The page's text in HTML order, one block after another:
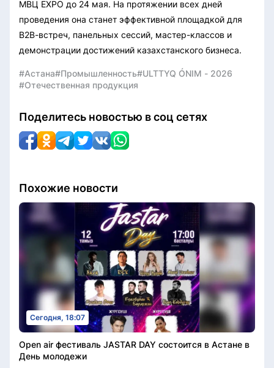
МВЦ EXPO до 24 мая. На протяжении всех дней
проведения она станет эффективной площадкой для
B2B-встреч, панельных сессий, мастер-классов и
демонстрации достижений казахстанского бизнеса.
#Астана#Промышленность#ULTTYQ ÓNIM - 2026
#Отечественная продукция
Поделитесь новостью в соц сетях
Похожие новости
Сегодня, 18:07
Open air фестиваль JASTAR DAY состоится в Астане в
День молодежи